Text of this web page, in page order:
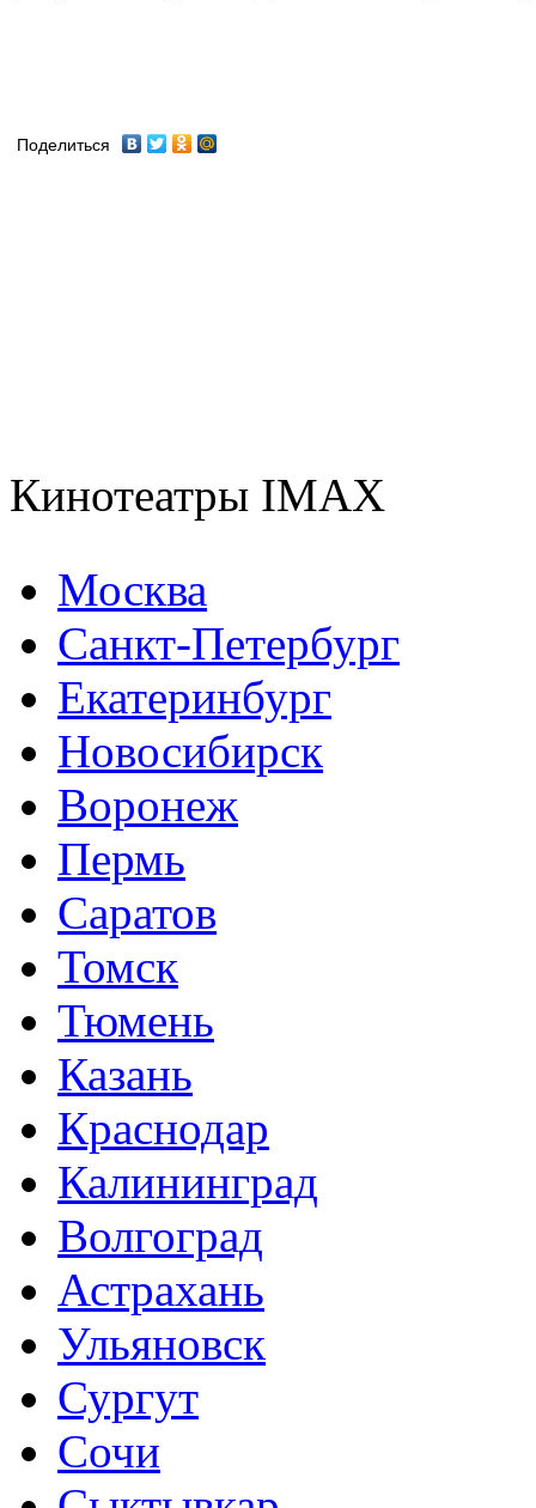
Поделиться
Кинотеатры IMAX
Москва
Санкт-Петербург
Екатеринбург
Новосибирск
Воронеж
Пермь
Саратов
Томск
Тюмень
Казань
Краснодар
Калининград
Волгоград
Астрахань
Ульяновск
Сургут
Сочи